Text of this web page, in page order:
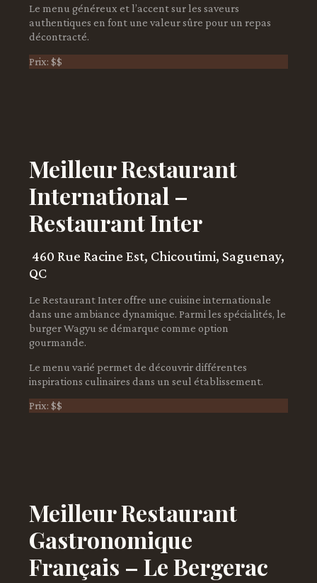
Le menu généreux et l’accent sur les saveurs
authentiques en font une valeur sûre pour un repas
décontracté.
Prix: $$
Meilleur Restaurant
International –
Restaurant Inter
460 Rue Racine Est, Chicoutimi, Saguenay,
QC
Le Restaurant Inter offre une cuisine internationale
dans une ambiance dynamique. Parmi les spécialités, le
burger Wagyu se démarque comme option
gourmande.
Le menu varié permet de découvrir différentes
inspirations culinaires dans un seul établissement.
Prix: $$
Meilleur Restaurant
Gastronomique
Français – Le Bergerac